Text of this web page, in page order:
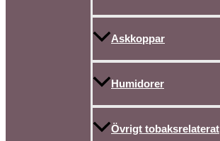
Askkoppar
Humidorer
Övrigt tobaksrelaterat